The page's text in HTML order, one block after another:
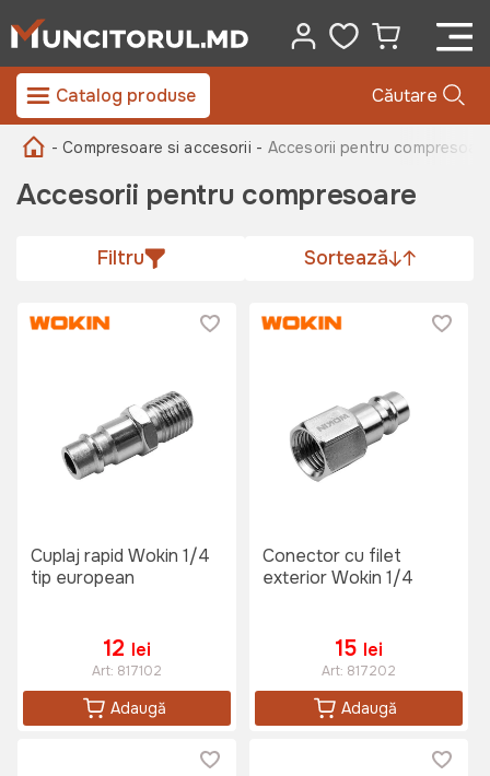
Catalog produse Căutare
- Compresoare si accesorii - Accesorii pentru
Accesorii pentru compresoare
Filtru Sortează
Cuplaj rapid Wokin 1/4
tip european
12 lei
Art: 817102
Adaugă
Conector cu filet
exterior Wokin 1/4
15 lei
Art: 817202
Adaugă